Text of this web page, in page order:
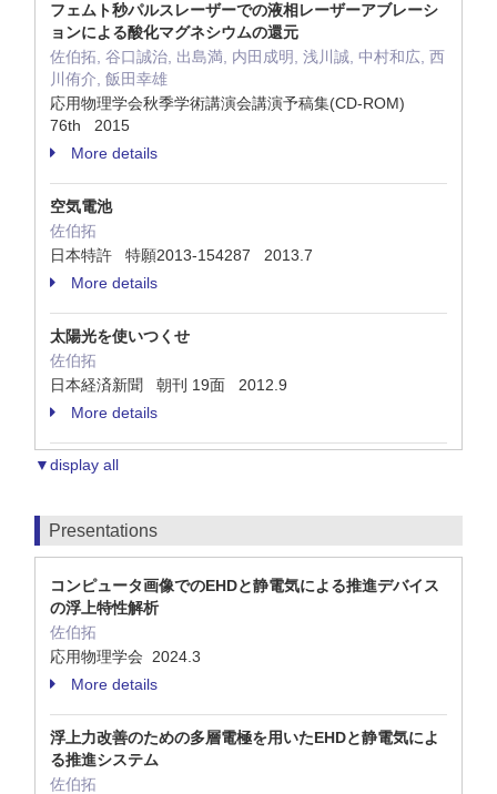
フェムト秒パルスレーザーでの液相レーザーアブレーシ
ョンによる酸化マグネシウムの還元
佐伯拓, 谷口誠治, 出島満, 内田成明, 浅川誠, 中村和広, 西
川侑介, 飯田幸雄
応用物理学会秋季学術講演会講演予稿集(CD-ROM)
76th 2015
More details
空気電池
佐伯拓
日本特許 特願2013-154287 2013.7
More details
太陽光を使いつくせ
佐伯拓
日本経済新聞 朝刊 19面 2012.9
More details
▼display all
Presentations
コンピュータ画像でのEHDと静電気による推進デバイス
の浮上特性解析
佐伯拓
応用物理学会 2024.3
More details
浮上力改善のための多層電極を用いたEHDと静電気によ
る推進システム
佐伯拓